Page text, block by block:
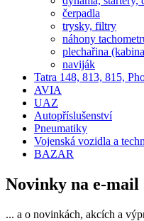
čerpadla
trysky, filtry
náhony
plechařina
naviják
Tatra 148, 813, 815,
AVIA
UAZ
Autopříslušenství
Pneumatiky
Vojenská vozidla a
BAZAR
Novinky na e-mail
... a o novinkách, akcích a